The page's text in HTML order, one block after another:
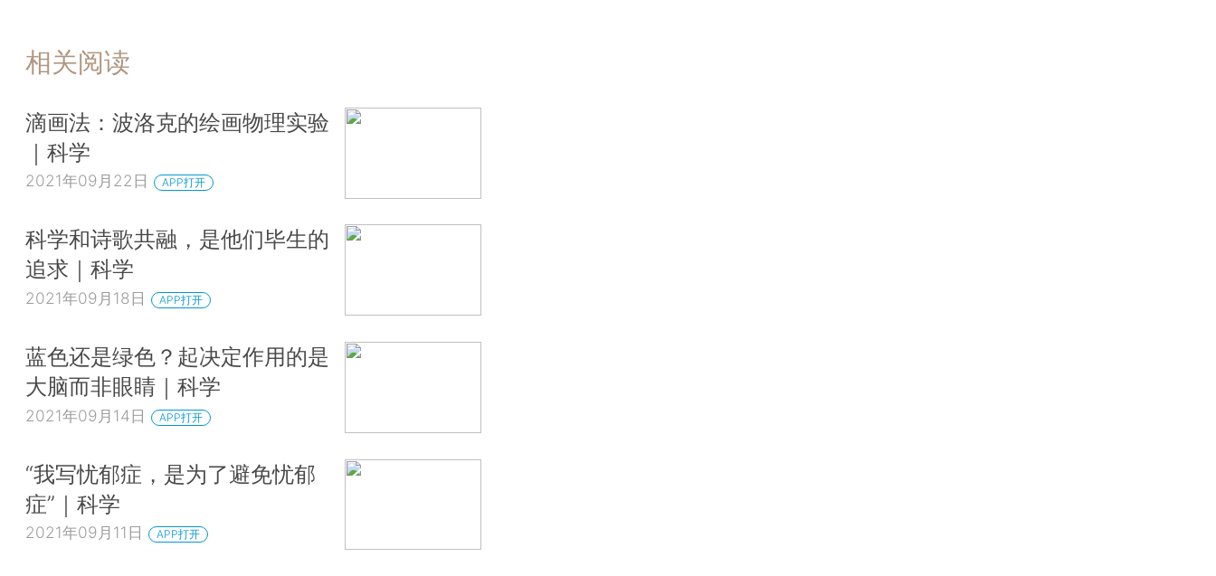
相关阅读
滴画法：波洛克的绘画物理实验
｜科学
2021年09月22日 APP打开
科学和诗歌共融，是他们毕生的
追求｜科学
2021年09月18日 APP打开
蓝色还是绿色？起决定作用的是
大脑而非眼睛｜科学
2021年09月14日 APP打开
“我写忧郁症，是为了避免忧郁
症”｜科学
2021年09月11日 APP打开